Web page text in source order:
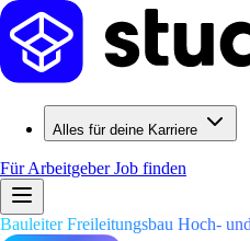
Alles für deine Karriere
Für ArbeitgeberJob finden
Bauleiter Freileitungsbau Hoch-